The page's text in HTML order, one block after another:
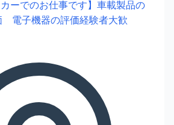
カーでのお仕事です】車載製品の
電子機器の評価経験者大歓